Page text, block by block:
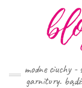
modne ciuchy
garnitury.